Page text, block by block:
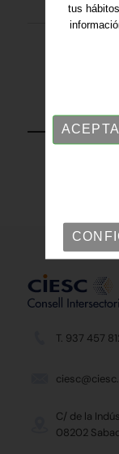
T. 937 457
C/ de la
08202
tus